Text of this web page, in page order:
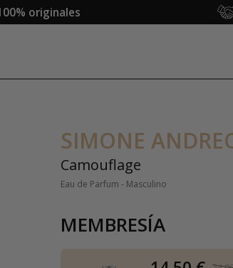
originales
SIMONE
Camouflage
Eau de Parfum - Masculino
MEMBRESÍA